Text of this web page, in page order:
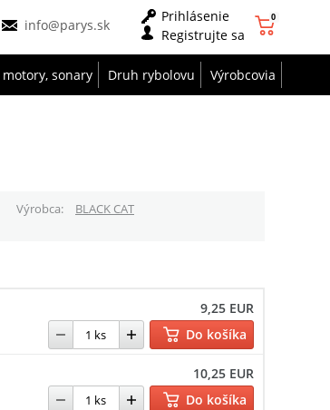
info@parys.sk
Prihlásenie
Registrujte sa
0
motory, sonary Druh rybolovu Výrobcovia
Výrobca
BLACK CAT
9,25 EUR
Do košíka
10,25 EUR
Do košíka